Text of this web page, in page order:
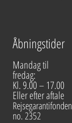
Åbningstider
Mandag til
fredag:
Kl. 9.00 – 17.00
Eller efter aftale
Rejsegarantifonden
no. 2352